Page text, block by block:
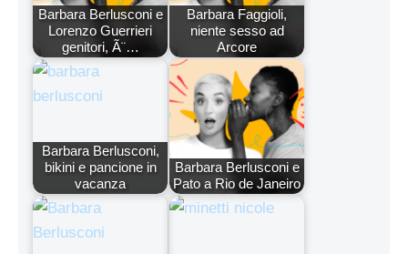
Barbara Berlusconi e
Lorenzo Guerrieri
genitori, Ã¨…
Barbara Faggioli,
niente sesso ad
Arcore
Barbara Berlusconi,
bikini e pancione in
vacanza
Barbara Berlusconi e
Pato a Rio de Janeiro